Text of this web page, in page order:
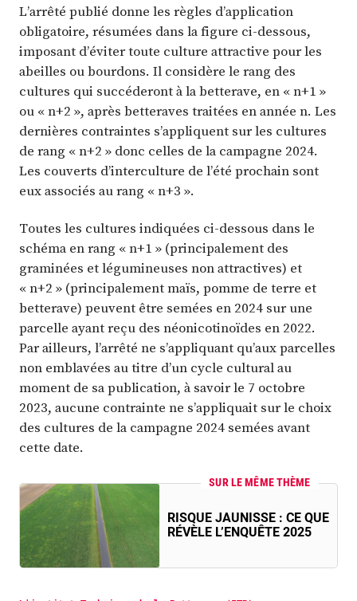
L’arrêté publié donne les règles d’application
obligatoire, résumées dans la figure ci-dessous,
imposant d’éviter toute culture attractive pour les
abeilles ou bourdons. Il considère le rang des
cultures qui succéderont à la betterave, en « n+1 »
ou « n+2 », après betteraves traitées en année n. Les
dernières contraintes s’appliquent sur les cultures
de rang « n+2 » donc celles de la campagne 2024.
Les couverts d’interculture de l’été prochain sont
eux associés au rang « n+3 ».
Toutes les cultures indiquées ci-dessous dans le
schéma en rang « n+1 » (principalement des
graminées et légumineuses non attractives) et
« n+2 » (principalement maïs, pomme de terre et
betterave) peuvent être semées en 2024 sur une
parcelle ayant reçu des néonicotinoïdes en 2022.
Par ailleurs, l’arrêté ne s’appliquant qu’aux parcelles
non emblavées au titre d’un cycle cultural au
moment de sa publication, à savoir le 7 octobre
2023, aucune contrainte ne s’appliquait sur le choix
des cultures de la campagne 2024 semées avant
cette date.
SUR LE MÊME THÈME
RISQUE JAUNISSE : CE QUE
RÉVÈLE L’ENQUÊTE 2025